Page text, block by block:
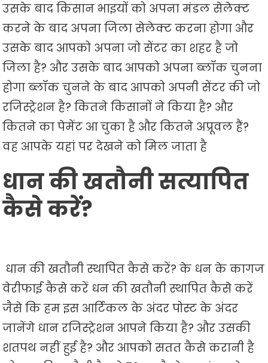
उसके बाद किसान भाइयों को अपना मंडल सेलेक्ट
करने के बाद अपना जिला सेलेक्ट करना होगा और
उसके बाद आपको अपना जो सेंटर का शहर है जो
जिला है? और उसके बाद आपको अपना ब्लॉक चुनना
होगा ब्लॉक चुनने के बाद आपको अपनी सेंटर की जो
रजिस्ट्रेशन है? कितने किसानों ने किया है? और
कितने का पेमेंट आ चुका है और कितने अप्रूवल हैं?
वह आपके यहां पर देखने को मिल जाता है
धान की खतौनी सत्यापित
कैसे करें?
धान की खतौनी स्थापित कैसे करें? के धन के कागज
वेरीफाई कैसे करें धन की खतौनी स्थापित कैसे करें
जैसे कि हम इस आर्टिकल के अंदर पोस्ट के अंदर
जानेंगे धान रजिस्ट्रेशन आपने किया है? और उसकी
शतपथ नहीं हुई है? और आपको सतत कैसे करानी है